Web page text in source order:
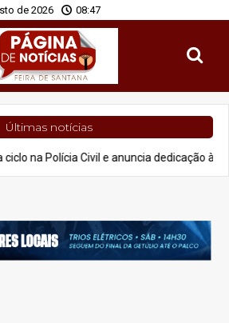
de 2026 08:47
Últimas notícias
Civil e anuncia dedicação à advocacia e